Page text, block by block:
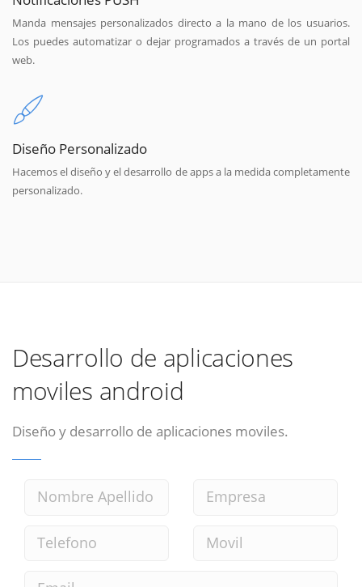
Manda mensajes personalizados directo a la mano de los usuarios.
Los puedes automatizar o dejar programados a través de un portal
web.
Diseño Personalizado
Hacemos el diseño y el desarrollo de apps a la medida completamente
personalizado.
Desarrollo de aplicaciones
moviles android
Diseño y desarrollo de aplicaciones moviles.